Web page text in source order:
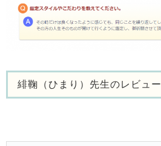
緋鞠（ひまり）先生のレビュー